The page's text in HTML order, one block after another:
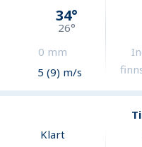
34°
26°
0 mm
5 (9) m/s
Klart